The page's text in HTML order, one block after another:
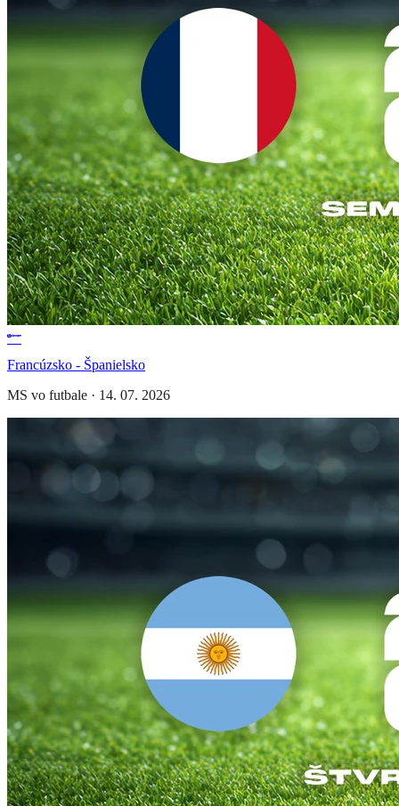
Francúzsko - Španielsko
MS vo futbale · 14. 07. 2026